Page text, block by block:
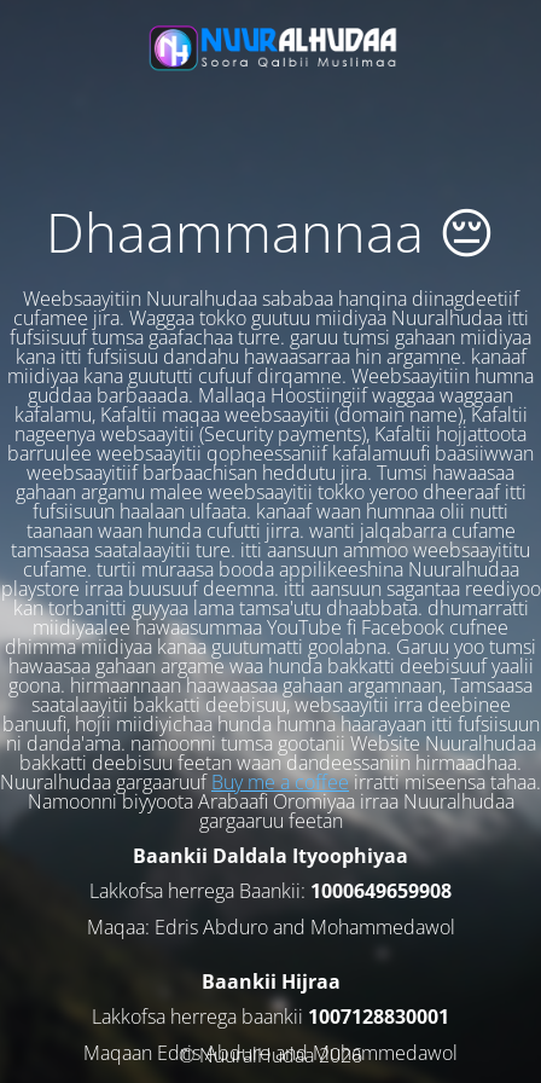
Dhaammannaa 😔
Weebsaayitiin Nuuralhudaa sababaa hanqina diinagdeetiif
cufamee jira. Waggaa tokko guutuu miidiyaa Nuuralhudaa itti
fufsiisuuf tumsa gaafachaa turre. garuu tumsi gahaan miidiyaa
kana itti fufsiisuu dandahu hawaasarraa hin argamne. kanaaf
miidiyaa kana guututti cufuuf dirqamne. Weebsaayitiin humna
guddaa barbaaada. Mallaqa Hoostiingiif waggaa waggaan
kafalamu, Kafaltii maqaa weebsaayitii (domain name), Kafaltii
nageenya websaayitii (Security payments), Kafaltii hojjattoota
barruulee weebsaayitii qopheessaniif kafalamuufi baasiiwwan
weebsaayitiif barbaachisan heddutu jira. Tumsi hawaasaa
gahaan argamu malee weebsaayitii tokko yeroo dheeraaf itti
fufsiisuun haalaan ulfaata. kanaaf waan humnaa olii nutti
taanaan waan hunda cufutti jirra. wanti jalqabarra cufame
tamsaasa saatalaayitii ture. itti aansuun ammoo weebsaayititu
cufame. turtii muraasa booda appilikeeshina Nuuralhudaa
playstore irraa buusuuf deemna. itti aansuun sagantaa reediyoo
kan torbanitti guyyaa lama tamsa'utu dhaabbata. dhumarratti
miidiyaalee hawaasummaa YouTube fi Facebook cufnee
dhimma miidiyaa kanaa guutumatti goolabna. Garuu yoo tumsi
hawaasaa gahaan argame waa hunda bakkatti deebisuuf yaalii
goona. hirmaannaan haawaasaa gahaan argamnaan, Tamsaasa
saatalaayitii bakkatti deebisuu, websaayitii irra deebinee
banuufi, hojii miidiyichaa hunda humna haarayaan itti fufsiisuun
ni danda'ama. namoonni tumsa gootanii Website Nuuralhudaa
bakkatti deebisuu feetan waan dandeessaniin hirmaadhaa.
Nuuralhudaa gargaaruufBuy me a coffeeirratti miseensa tahaa.
Namoonni biyyoota Arabaafi Oromiyaa irraa Nuuralhudaa
gargaaruu feetan
Baankii Daldala Ityoophiyaa
Lakkofsa herrega Baankii: 1000649659908
Maqaa: Edris Abduro and Mohammedawol
Baankii Hijraa
Lakkofsa herrega baankii 1007128830001
Maqaan Edris Abduro and Muhammedawol
© NuuralHudaa 2026